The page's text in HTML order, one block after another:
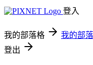
登入
我的部落格 我的部
登出